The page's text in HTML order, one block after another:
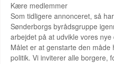
Kære medlemmer
Som tidligere annonceret, så
Sønderborgs byrådsgruppe
arbejdet på at udvikle vores nye
Målet er at genstarte den
politik. Vi inviterer alle borgere,